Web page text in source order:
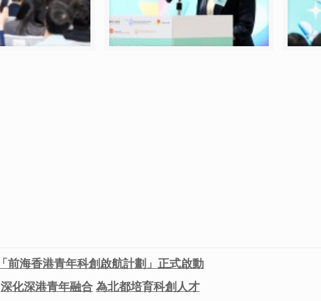
「前海香港青年科創啟航計劃」正式啟動
深化深港青年融合 為北都培育科創人才